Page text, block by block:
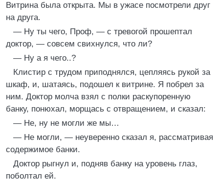
Витрина была открыта. Мы в ужасе посмотрели друг
на друга.
— Ну ты чего, Проф, — с тревогой прошептал
доктор, — совсем свихнулся, что ли?
— Ну а я чего..?
Клистир с трудом приподнялся, цепляясь рукой за
шкаф, и, шатаясь, подошел к витрине. Я побрел за
ним. Доктор молча взял с полки раскупоренную
банку, понюхал, морщась с отвращением, и сказал:
— Не, ну не могли же мы…
— Не могли, — неуверенно сказал я, рассматривая
содержимое банки.
Доктор рыгнул и, подняв банку на уровень глаз,
поболтал ей.